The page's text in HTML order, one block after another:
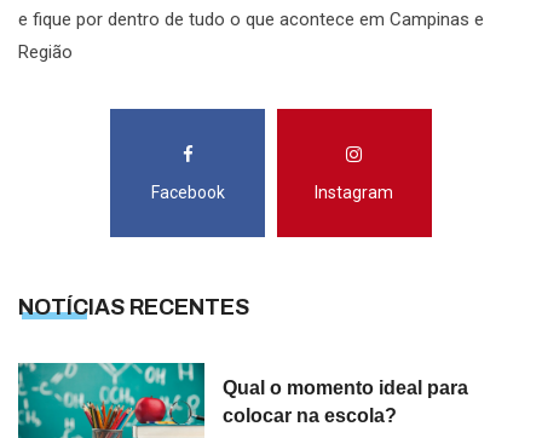
e fique por dentro de tudo o que acontece em Campinas e
Região
Facebook Instagram
NOTÍCIAS RECENTES
Qual o momento ideal para
colocar na escola?